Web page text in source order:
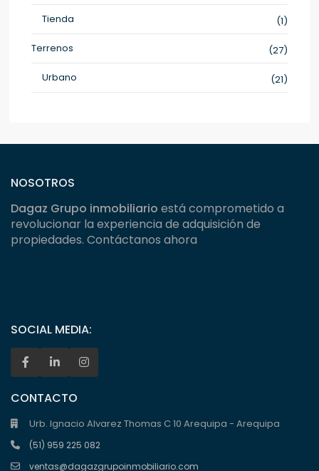
Tienda
(1)
Terrenos
(27)
Urbano
(21)
NOSOTROS
Dagaz Grupo inmobiliario está comprometido a
revolucionar la experiencia de adquisición de
propiedades. Contáctanos ahora
SOCIAL MEDIA:
CONTACTO
Urb. Ignacio Alvarez Thomas C 10 Arequipa - Arequipa
(51) 959 225 082
ventas@dagazgrupoinmobiliario.com